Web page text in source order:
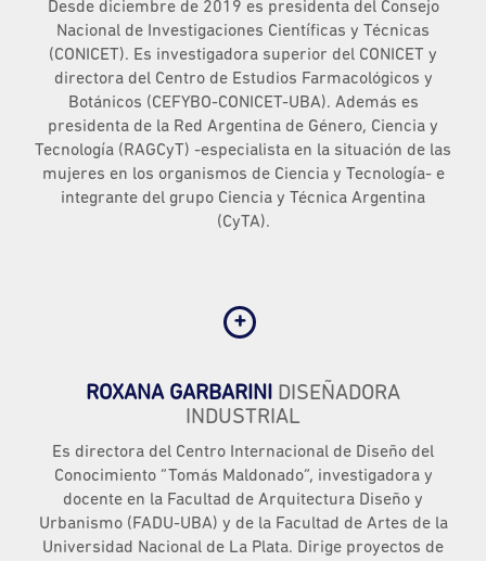
Desde diciembre de 2019 es presidenta del Consejo
Nacional de Investigaciones Científicas y Técnicas
(CONICET). Es investigadora superior del CONICET y
directora del Centro de Estudios Farmacológicos y
Botánicos (CEFYBO-CONICET-UBA). Además es
presidenta de la Red Argentina de Género, Ciencia y
Tecnología (RAGCyT) -especialista en la situación de las
mujeres en los organismos de Ciencia y Tecnología- e
integrante del grupo Ciencia y Técnica Argentina
(CyTA).
ROXANA GARBARINI DISEÑADORA
INDUSTRIAL
Es directora del Centro Internacional de Diseño del
Conocimiento “Tomás Maldonado”, investigadora y
docente en la Facultad de Arquitectura Diseño y
Urbanismo (FADU-UBA) y de la Facultad de Artes de la
Universidad Nacional de La Plata. Dirige proyectos de